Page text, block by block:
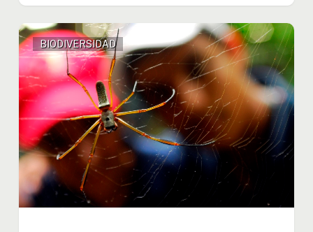
La
OTCA
celebra
la
primera
reunión
del
comité
científico
para
evaluación
BIODIVERSIDAD